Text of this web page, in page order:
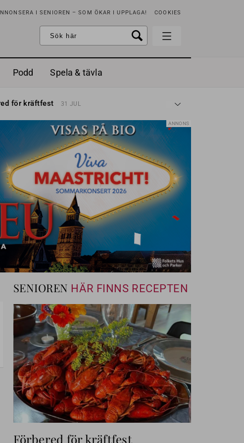
I SENIOREN – SOM ÖKAR I UPPLAGA! COOKIES
Podd Spela & tävla
för kräftfest 31 JUL
på stora fat 3 JUL
jordgubbar med vaniljglass 18 JUN
smak med örter 13 JUN
med munsbitar 3 MAJ
med gräddfil, dill och persilja 2 MAJ
för kräftfest 31 JUL
ANNONS
SENIOREN HÄR FINNS RECEPTEN
Förbered för kräftfest